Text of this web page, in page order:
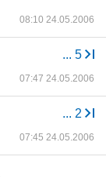
08:10 24.05.2006
... 5
07:47 24.05.2006
... 2
07:45 24.05.2006